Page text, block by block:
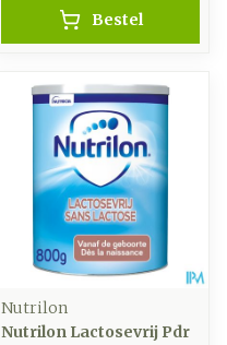
Bestel
Nutrilon
Nutrilon Lactosevrij Pdr